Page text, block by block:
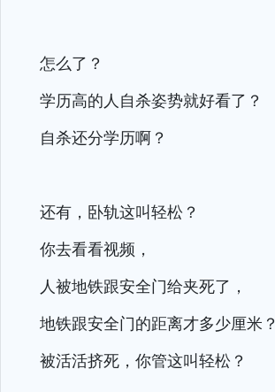
怎么了？
学历高的人自杀姿势就好看了？
自杀还分学历啊？
还有，卧轨这叫轻松？
你去看看视频，
人被地铁跟安全门给夹死了，
地铁跟安全门的距离才多少厘米？
被活活挤死，你管这叫轻松？